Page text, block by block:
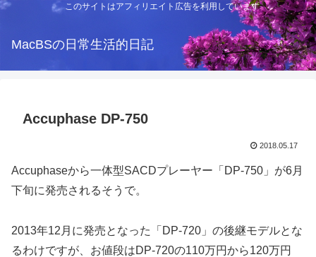
このサイトはアフィリエイト広告を利用しています
MacBSの日常生活的日記
Accuphase DP-750
2018.05.17
Accuphaseから一体型SACDプレーヤー「DP-750」が6月
下旬に発売されるそうで。
2013年12月に発売となった「DP-720」の後継モデルとな
るわけですが、お値段はDP-720の110万円から120万円